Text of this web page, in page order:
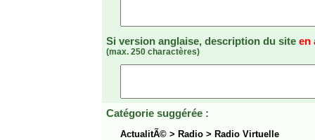
Si version anglaise, description du site en
(max. 250 charactères)
Catégorie suggérée :
ActualitÃ© > Radio > Radio Virtuelle